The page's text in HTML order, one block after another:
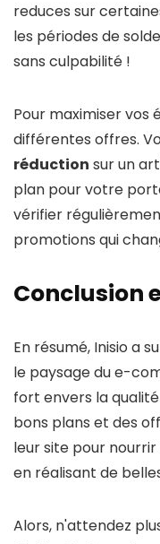
reduces sur
les périodes de
sans culpabilité !
Pour maximiser vos
différentes offres.
réduction sur un
plan pour votre
vérifier
promotions qui
Conclusion
En résumé, Inisio a
le paysage du e-
fort envers la
bons plans et des
leur site pour
en réalisant de
Alors, n'attendez